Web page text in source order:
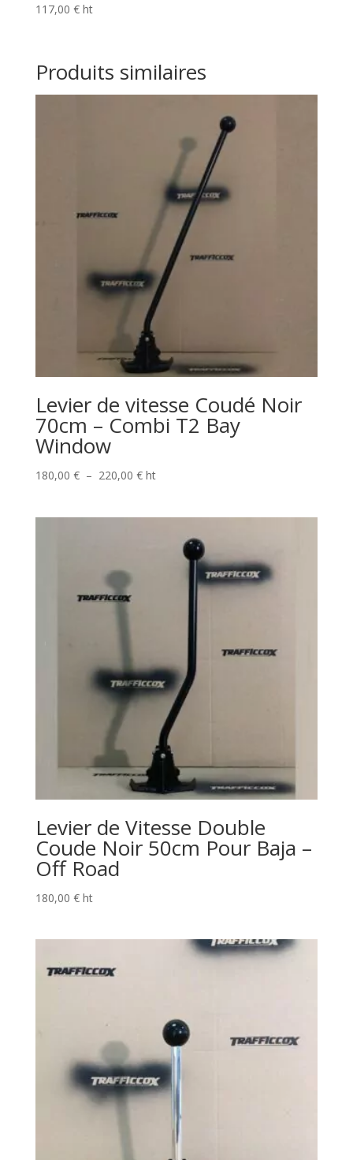
117,00 € ht
Produits similaires
Levier de vitesse Coudé Noir
70cm – Combi T2 Bay
Window
180,00 € – 220,00 €Plage
ht
Levier de Vitesse Double
Coude Noir 50cm Pour Baja –
Off Road
180,00 € ht